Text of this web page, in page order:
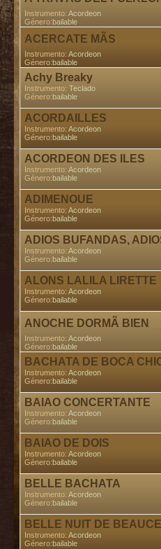
Instrumento: Acordeon
Género:bailable
ACERCATE MÃS
Instrumento: Acordeon
Género:bailable
Achy Breaky
Instrumento: Teclado
Género:bailable
ACORDAILLES
Instrumento: Acordeon
Género:bailable
ACORDEON DES ILES
Instrumento: Acordeon
Género:bailable
ADIMENOUE
Instrumento: Acordeon
Género:bailable
ADIOS BUFANDAS,
Instrumento: Acordeon
Género:bailable
ALONS LALILA LIRETTE
Instrumento: Acordeon
Género:bailable
ANOCHE DORMÃ BIEN
Instrumento: Acordeon
Género:bailable
BACHATA DE BOCA
Instrumento: Acordeon
Género:bailable
BAIAO CONCERTANTE
Instrumento: Acordeon
Género:bailable
BAIAO DE DOIS
Instrumento: Acordeon
Género:bailable
BELLE BACHATA
Instrumento: Acordeon
Género:bailable
BELLE NUIT DE BEAUCE
Instrumento: Acordeon
Género:bailable